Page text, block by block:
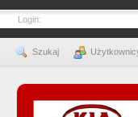
Login:
Szukaj